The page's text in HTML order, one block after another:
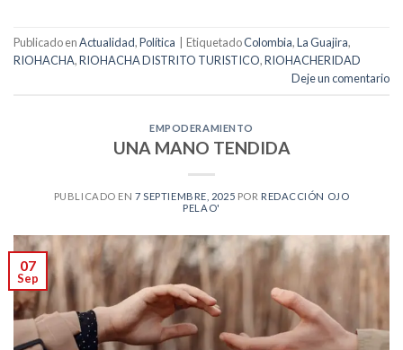
Publicado enActualidad,Política EtiquetadoColombia,La Guajira,
RIOHACHA,RIOHACHA DISTRITO TURISTICO,RIOHACHERIDAD
Deje un comentario
EMPODERAMIENTO
UNA MANO TENDIDA
PUBLICADO EN7 SEPTIEMBRE, 2025 POR REDACCIÓN OJO
PELAO'
07
Sep